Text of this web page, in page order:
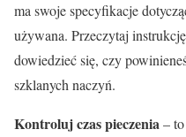
ma swoje specyfikacje
używana. Przeczytaj
dowiedzieć się, czy
szklanych naczyń.
Kontroluj czas pieczenia–